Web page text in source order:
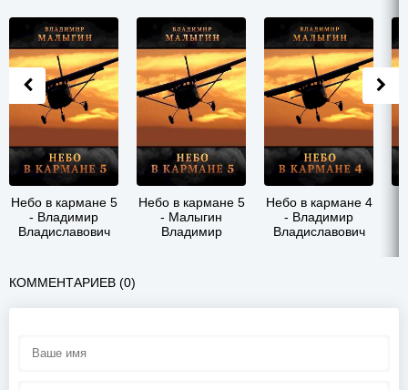
Небо в кармане 5
- Владимир
Владиславович
Небо в кармане 5
- Малыгин
Владимир
Небо в кармане 4
- Владимир
Владиславович
КОММЕНТАРИЕВ (0)